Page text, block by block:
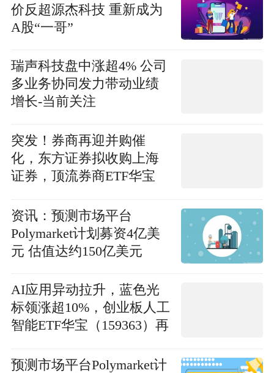
价反超源杰科技 重新成为
A股“一哥”
瑞声科技盘中涨超4% 公司
多业务协同发力带动业绩
增长-当前关注
突发！券商再迎并购催
化，东方证券拟收购上海
证券，顶流券商ETF华宝
焦点精选
资讯：预测市场平台
Polymarket计划募资4亿美
元 估值达约150亿美元
AI应用异动拉升，蓝色光
标领涨超10%，创业板人工
智能ETF华宝（159363）再
扩大！
预测市场平台Polymarket计